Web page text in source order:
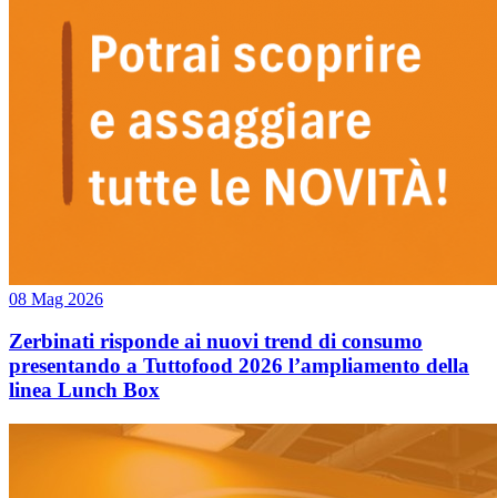
08 Mag 2026
Zerbinati risponde ai nuovi trend di consumo
presentando a Tuttofood 2026 l’ampliamento della
linea Lunch Box